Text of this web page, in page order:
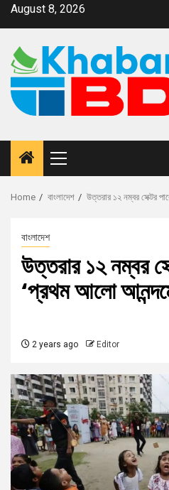
August 8, 2026
Home বাংলাদেশ উত্তরার ১২ নম্বর সেক্টর
বাংলাদেশ
উত্তরার ১২ নম্বর
‘প্রথম আলো
2 years ago Editor